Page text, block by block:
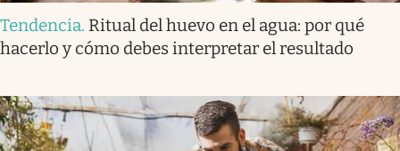
Tendencia. Ritual del huevo en el agua: por qué
hacerlo y cómo debes interpretar el resultado